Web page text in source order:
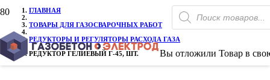
Поиск
товаров
Вы отложили Товар в
ГЛАВНАЯ
ТОВАРЫ ДЛЯ ГАЗОСВАРОЧНЫХ РАБОТ
РЕДУКТОРЫ И РЕГУЛЯТОРЫ РАСХОДА ГАЗА
РЕДУКТОР ГЕЛИЕВЫЙ Г-45, ШТ.